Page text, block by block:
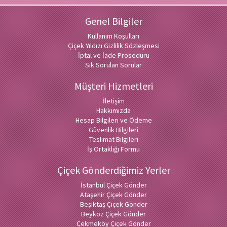
Genel Bilgiler
Kullanım Koşulları
Çiçek Yıldızı Gizlilik Sözleşmesi
İptal ve İade Prosedürü
Sık Sorulan Sorular
Müşteri Hizmetleri
İletişim
Hakkımızda
Hesap Bilgileri ve Ödeme
Güvenlik Bilgileri
Teslimat Bilgileri
İş Ortaklığı Formu
Çiçek Gönderdiğimiz Yerler
İstanbul Çiçek Gönder
Ataşehir Çiçek Gönder
Beşiktaş Çiçek Gönder
Beykoz Çiçek Gönder
Çekmeköy Çiçek Gönder